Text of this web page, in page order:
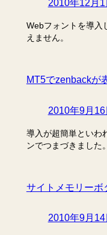
2010年12月1
Webフォントを導入
えません。
MT5でzenbackが
2010年9月16
導入が超簡単といわ
ンでつまづきました。
サイトメモリーボ
2010年9月14